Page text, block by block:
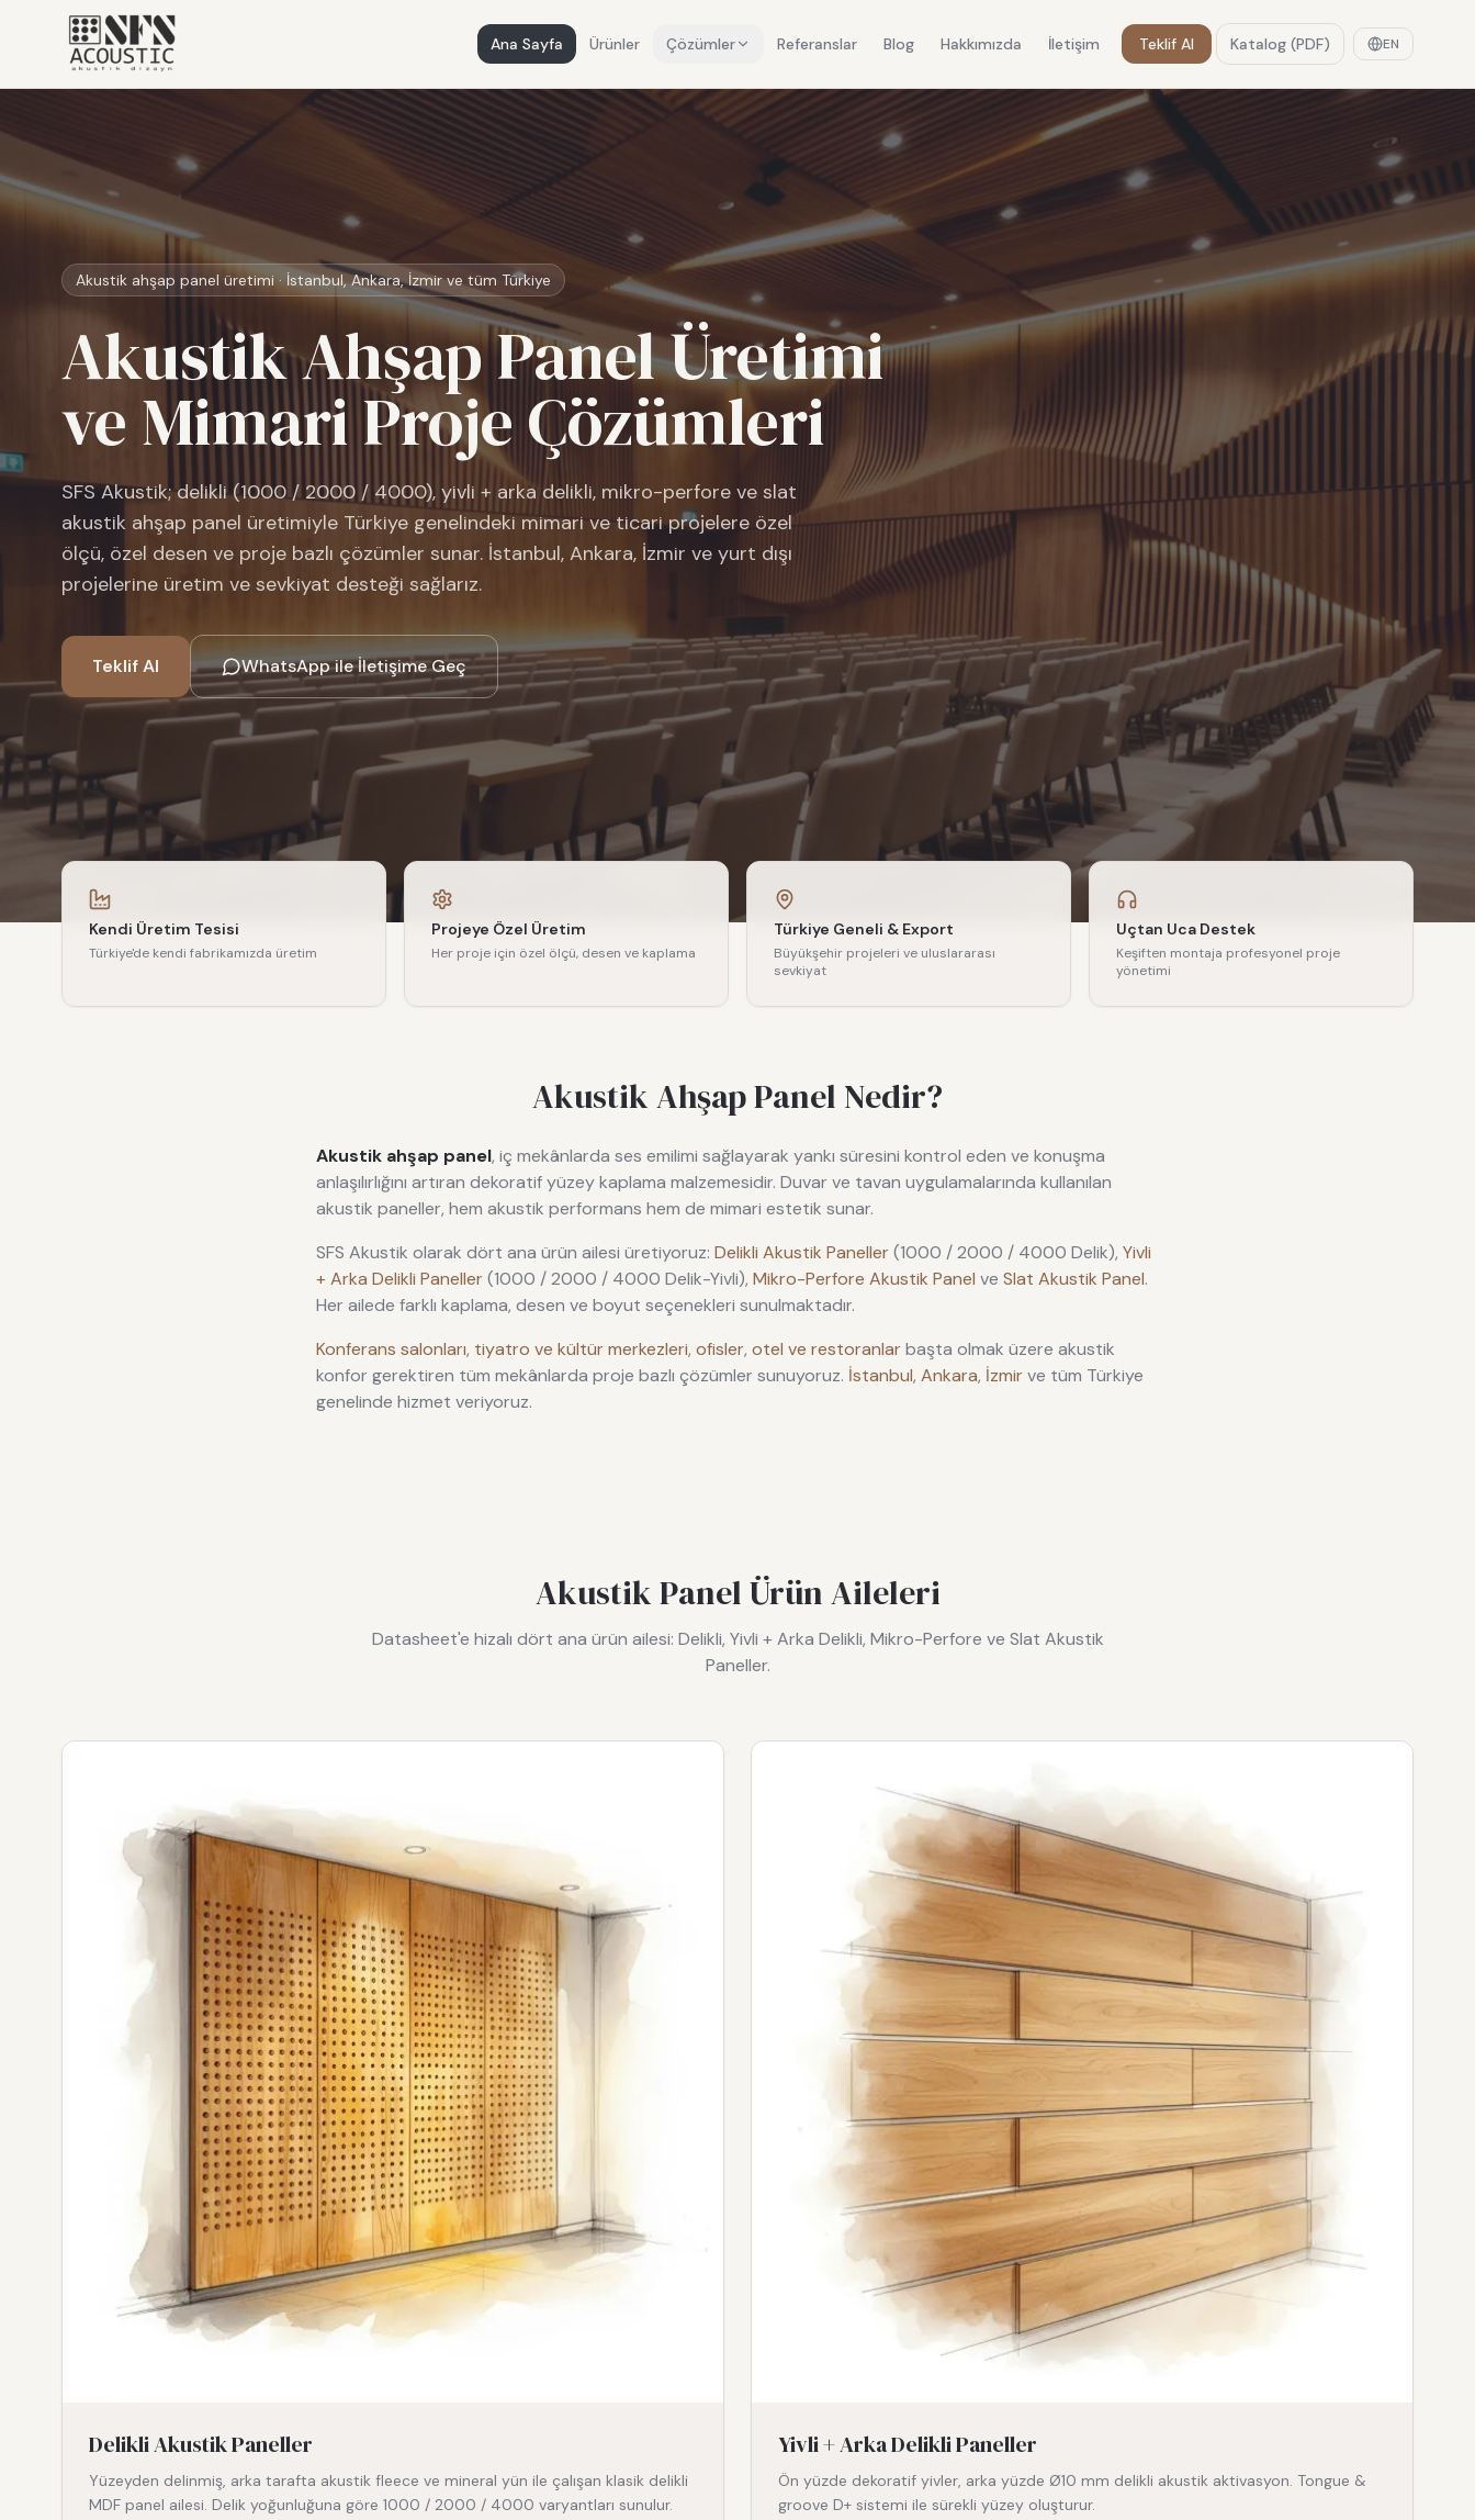
Ana Sayfa Ürünler Çözümler Referanslar Blog Hakkımızda İletişim Teklif Al Katalog (PDF) EN
Akustik ahşap panel üretimi · İstanbul, Ankara, İzmir ve tüm Türkiye
Akustik Ahşap Panel Üretimi
ve Mimari Proje Çözümleri
SFS Akustik; delikli (1000 / 2000 / 4000), yivli + arka delikli, mikro-perfore ve slat
akustik ahşap panel üretimiyle Türkiye genelindeki mimari ve ticari projelere özel
ölçü, özel desen ve proje bazlı çözümler sunar. İstanbul, Ankara, İzmir ve yurt dışı
projelerine üretim ve sevkiyat desteği sağlarız.
Teklif Al WhatsApp ile İletişime Geç
Kendi Üretim Tesisi
Türkiye'de kendi fabrikamızda üretim
Projeye Özel Üretim
Her proje için özel ölçü, desen ve kaplama
Türkiye Geneli & Export
Büyükşehir projeleri ve uluslararası
sevkiyat
Uçtan Uca Destek
Keşiften montaja profesyonel proje
yönetimi
Akustik Ahşap Panel Nedir?
Akustik ahşap panel, iç mekânlarda ses emilimi sağlayarak yankı süresini kontrol eden ve konuşma
anlaşılırlığını artıran dekoratif yüzey kaplama malzemesidir. Duvar ve tavan uygulamalarında kullanılan
akustik paneller, hem akustik performans hem de mimari estetik sunar.
SFS Akustik olarak dört ana ürün ailesi üretiyoruz: Delikli Akustik Paneller (1000 / 2000 / 4000 Delik), Yivli
+ Arka Delikli Paneller (1000 / 2000 / 4000 Delik-Yivli), Mikro-Perfore Akustik Panel ve Slat Akustik Panel.
Her ailede farklı kaplama, desen ve boyut seçenekleri sunulmaktadır.
Konferans salonları, tiyatro ve kültür merkezleri, ofisler, otel ve restoranlar başta olmak üzere akustik
konfor gerektiren tüm mekânlarda proje bazlı çözümler sunuyoruz. İstanbul, Ankara, İzmir ve tüm Türkiye
genelinde hizmet veriyoruz.
Akustik Panel Ürün Aileleri
Datasheet'e hizalı dört ana ürün ailesi: Delikli, Yivli + Arka Delikli, Mikro-Perfore ve Slat Akustik
Paneller.
Delikli Akustik Paneller
Yüzeyden delinmiş, arka tarafta akustik fleece ve mineral yün ile çalışan klasik delikli
MDF panel ailesi. Delik yoğunluğuna göre 1000 / 2000 / 4000 varyantları sunulur.
Yivli + Arka Delikli Paneller
Ön yüzde dekoratif yivler, arka yüzde Ø10 mm delikli akustik aktivasyon. Tongue &
groove D+ sistemi ile sürekli yüzey oluşturur.